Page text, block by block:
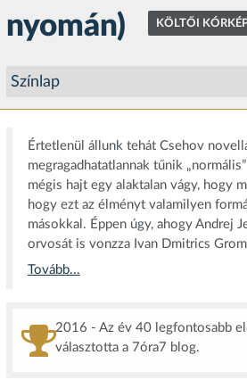
nyomán)
KÖLTŐI
Értetlenül állunk tehát Csehov
megragadhatatlannak tűnik
mégis hajt egy alaktalan vágy, hogy
hogy ezt az élményt valamilyen
másokkal. Éppen úgy, ahogy Andrej
orvosát is vonzza Ivan Dmitrics
Tovább...
2016 - Az év 40 legfontosabb
választotta a 7óra7 blog.